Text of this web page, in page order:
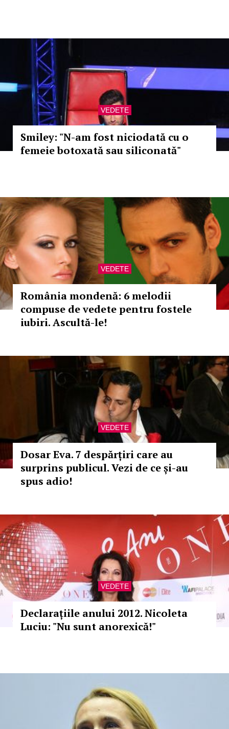
VEDETE
Smiley: "N-am fost niciodată cu o
femeie botoxată sau siliconată"
VEDETE
România mondenă: 6 melodii
compuse de vedete pentru fostele
iubiri. Ascultă-le!
VEDETE
Dosar Eva. 7 despărțiri care au
surprins publicul. Vezi de ce și-au
spus adio!
VEDETE
Declarațiile anului 2012. Nicoleta
Luciu: "Nu sunt anorexică!"